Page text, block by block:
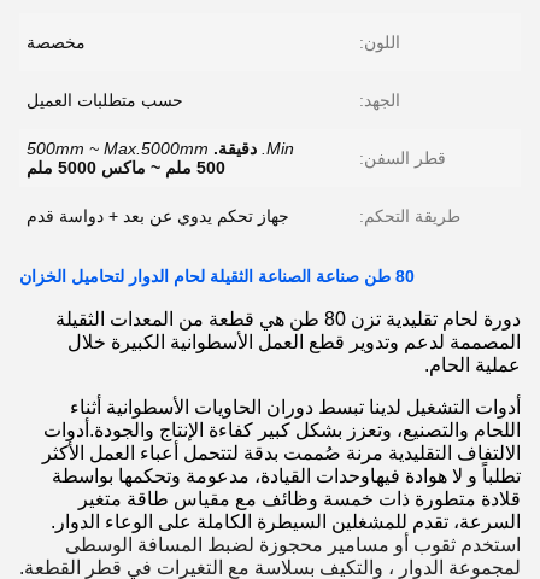
اللون: مخصصة
الجهد: حسب متطلبات العميل
قطر السفن: Min. دقيقة. 500mm ~ Max.5000mm
500 ملم ~ ماكس 5000 ملم
طريقة التحكم: جهاز تحكم يدوي عن بعد + دواسة قدم
80 طن صناعة الصناعة الثقيلة لحام الدوار لتحاميل الخزان
دورة لحام تقليدية تزن 80 طن هي قطعة من المعدات الثقيلة
المصممة لدعم وتدوير قطع العمل الأسطوانية الكبيرة خلال
عملية الحام.
أدوات التشغيل لدينا تبسط دوران الحاويات الأسطوانية أثناء
اللحام والتصنيع، وتعزز بشكل كبير كفاءة الإنتاج والجودة.أدوات
الالتفاف التقليدية مرنة صُممت بدقة لتتحمل أعباء العمل الأكثر
تطلباً و لا هوادة فيهاوحدات القيادة، مدعومة وتحكمها بواسطة
قلادة متطورة ذات خمسة وظائف مع مقياس طاقة متغير
السرعة، تقدم للمشغلين السيطرة الكاملة على الوعاء الدوار.
استخدم ثقوب أو مسامير محجوزة لضبط المسافة الوسطى
لمجموعة الدوار ، والتكيف بسلاسة مع التغيرات في قطر القطعة.